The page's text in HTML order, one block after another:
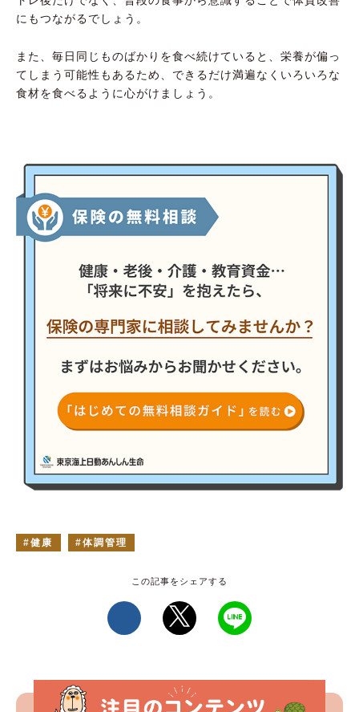
にもつながるでしょう。
また、毎日同じものばかりを食べ続けていると、栄養が偏っ
てしまう可能性もあるため、できるだけ満遍なくいろいろな
食材を食べるように心がけましょう。
健康 体調管理